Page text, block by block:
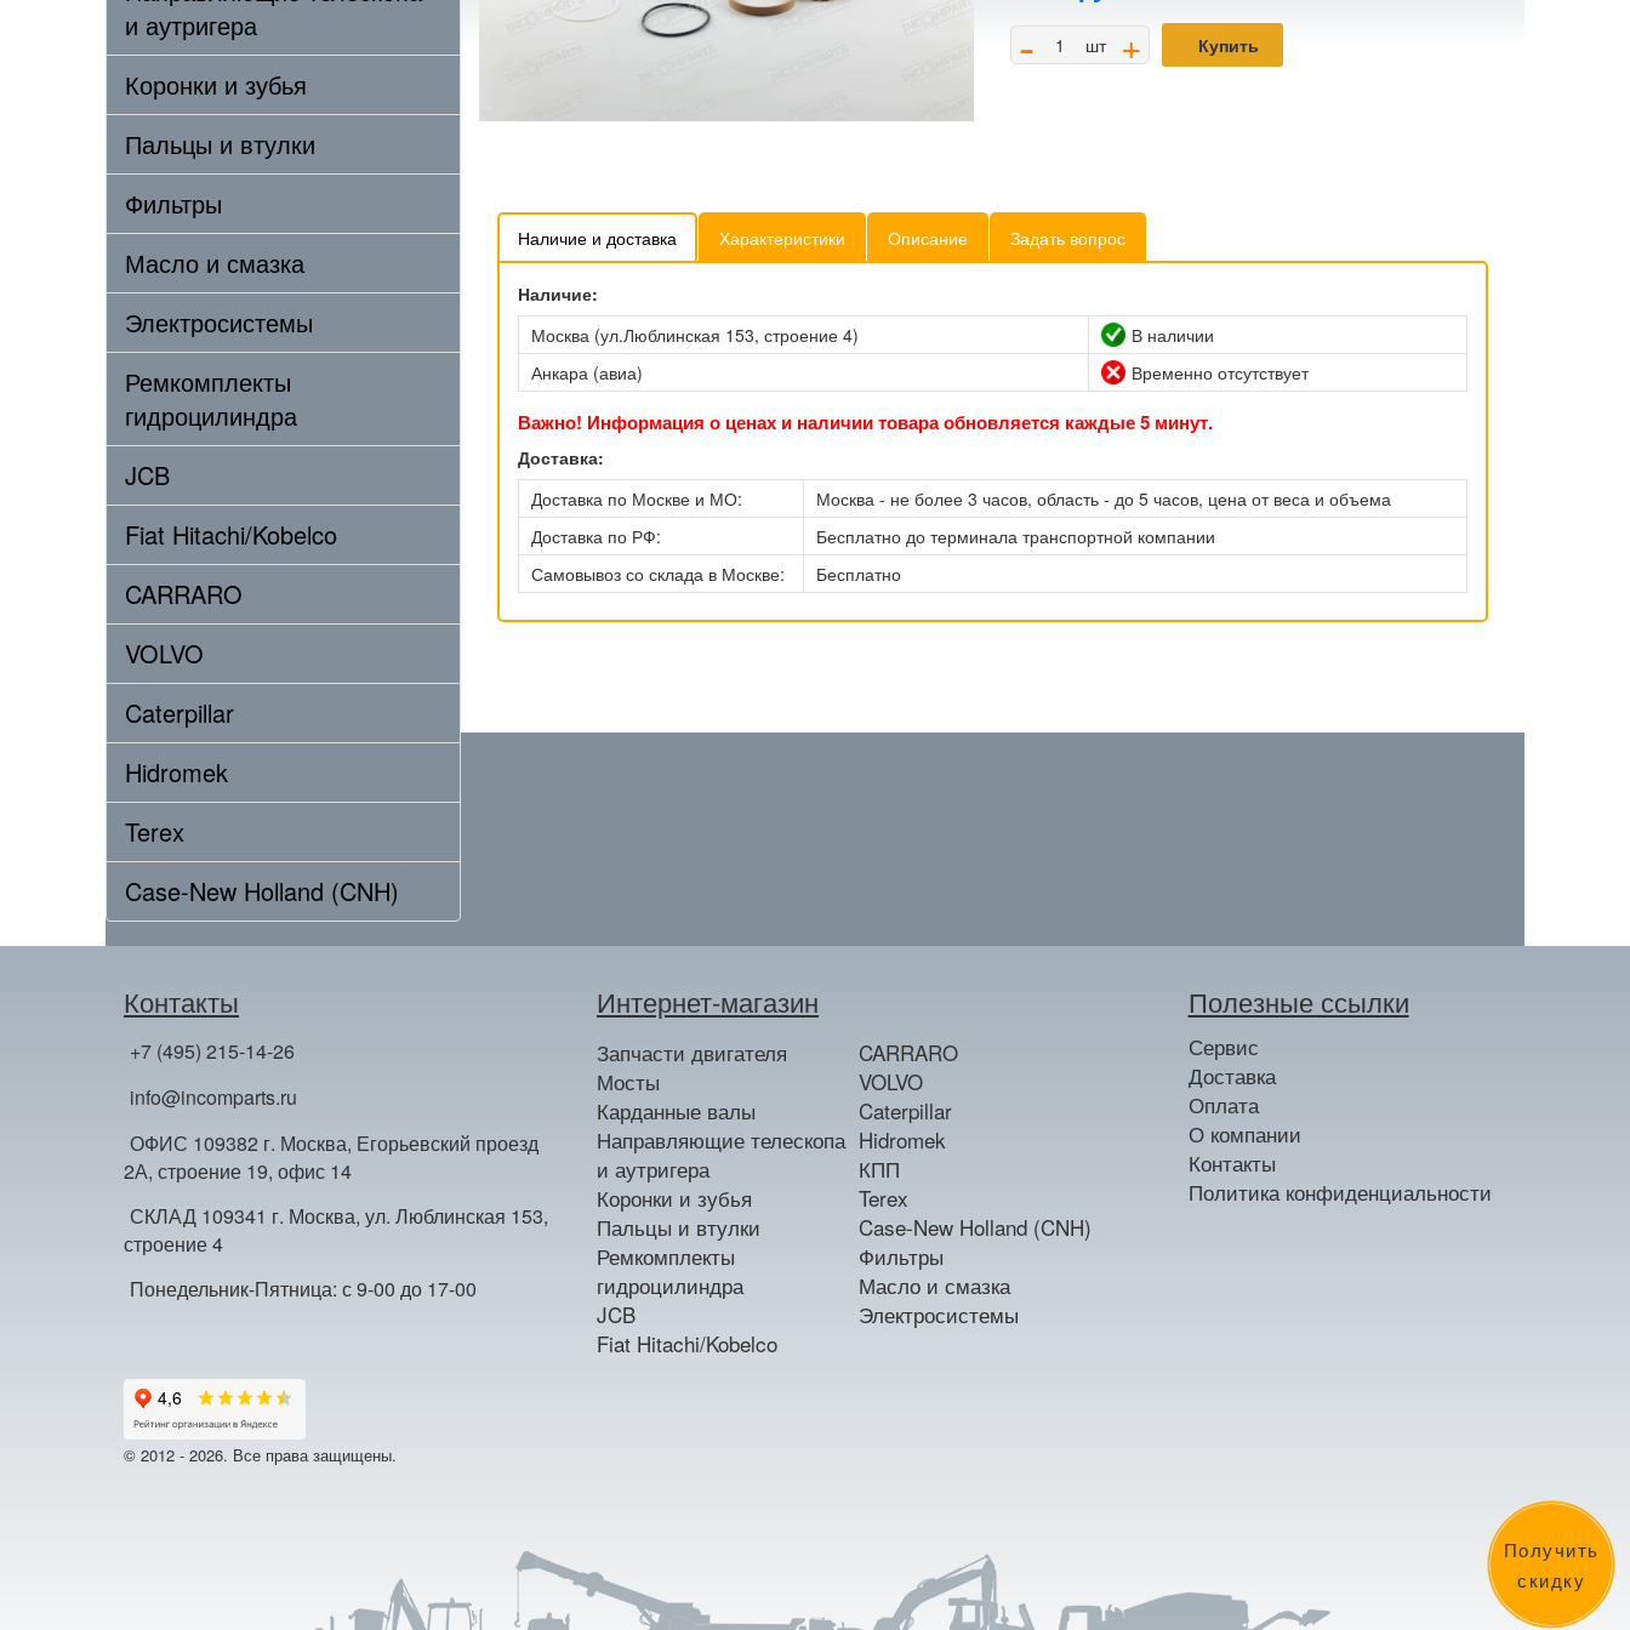
Получить
скидку
и аутригера
Коронки и зубья
Пальцы и втулки
Фильтры
Масло и смазка
Электросистемы
Ремкомплекты
гидроцилиндра
JCB
Fiat Hitachi/Kobelco
CARRARO
VOLVO
Caterpillar
Hidromek
Terex
Case-New Holland (CNH)
- шт + Купить
Наличие и доставка Характеристики Описание Задать вопрос
Наличие:
Москва (ул.Люблинская 153, строение 4)
В наличии
Анкара (авиа)
Временно отсутствует
Важно! Информация о ценах и наличии товара обновляется каждые 5 минут.
Доставка:
Доставка по Москве и МО:
Москва - не более 3 часов, область - до 5 часов, цена от веса и объема
Доставка по РФ:
Бесплатно до терминала транспортной компании
Самовывоз со склада в Москве:
Бесплатно
Контакты
+7 (495) 215-14-26
info@incomparts.ru
ОФИС 109382 г. Москва, Егорьевский проезд
2А, строение 19, офис 14
СКЛАД 109341 г. Москва, ул. Люблинская 153,
строение 4
Понедельник-Пятница: с 9-00 до 17-00
Интернет-магазин
Запчасти двигателя
Мосты
Карданные валы
Направляющие телескопа
и аутригера
Коронки и зубья
Пальцы и втулки
Ремкомплекты
гидроцилиндра
JCB
Fiat Hitachi/Kobelco
CARRARO
VOLVO
Caterpillar
Hidromek
КПП
Terex
Case-New Holland (CNH)
Фильтры
Масло и смазка
Электросистемы
Полезные ссылки
Сервис
Доставка
Оплата
О компании
Контакты
Политика конфиденциальности
© 2012 - 2026. Все права защищены.